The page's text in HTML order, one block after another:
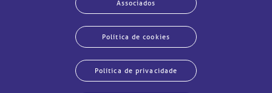
Associados
Política de cookies
Política de privacidade